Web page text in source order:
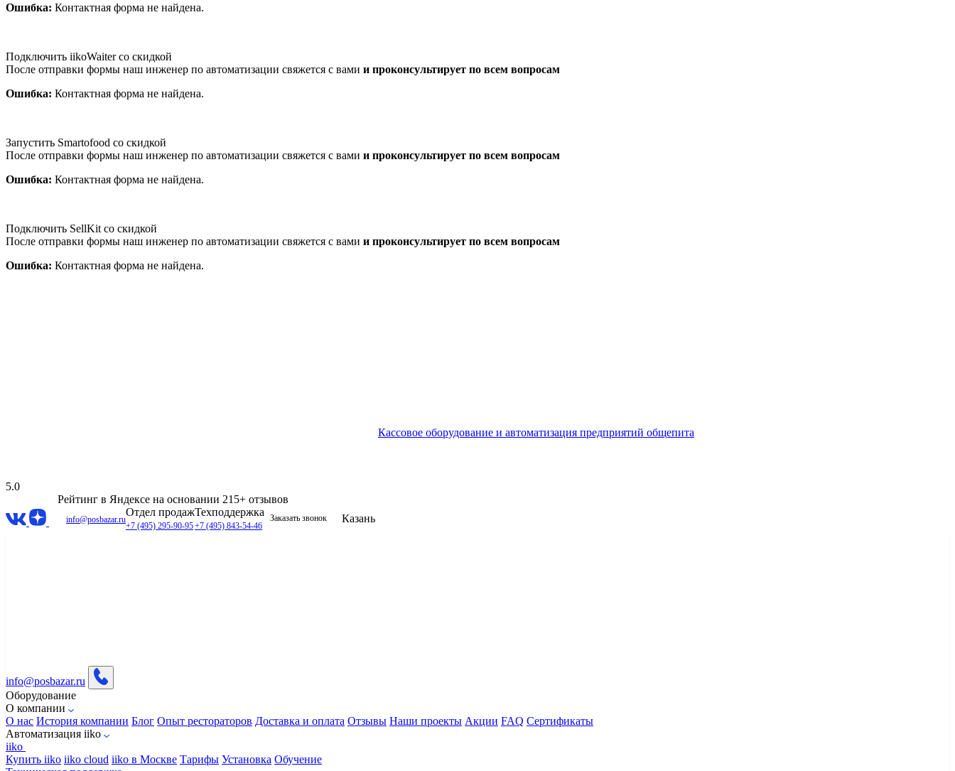
Ошибка: Контактная форма не найдена.
Подключить iikoWaiter со скидкой
После отправки формы наш инженер по автоматизации свяжется с вами и проконсультирует по всем вопросам
Ошибка: Контактная форма не найдена.
Запустить Smartofood со скидкой
После отправки формы наш инженер по автоматизации свяжется с вами и проконсультирует по всем вопросам
Ошибка: Контактная форма не найдена.
Подключить SellKit со скидкой
После отправки формы наш инженер по автоматизации свяжется с вами и проконсультирует по всем вопросам
Ошибка: Контактная форма не найдена.
Кассовое оборудование и автоматизация предприятий общепита
5.0
Рейтинг в Яндексе на основании 215+ отзывов
info@posbazar.ru
Отдел продаж
+7 (495) 295-90-95
Техподдержка
+7 (495) 843-54-46
Заказать звонок Казань
info@posbazar.ru
Оборудование
О компании
О нас История компании Блог Опыт рестораторов Доставка и оплата Отзывы Наши проекты Акции FAQ Сертификаты
Автоматизация iiko
iiko
Купить iiko iiko cloud iiko в Москве Тарифы Установка Обучение